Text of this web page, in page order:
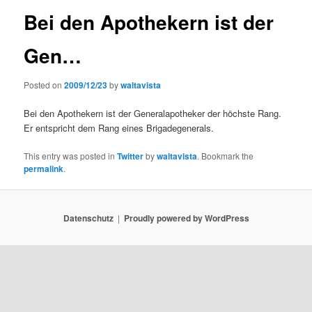
Bei den Apothekern ist der
Gen…
Posted on2009/12/23bywaltavista
Bei den Apothekern ist der Generalapotheker der höchste Rang.
Er entspricht dem Rang eines Brigadegenerals.
This entry was posted inTwitterbywaltavista. Bookmark the
permalink.
Datenschutz Proudly powered by WordPress